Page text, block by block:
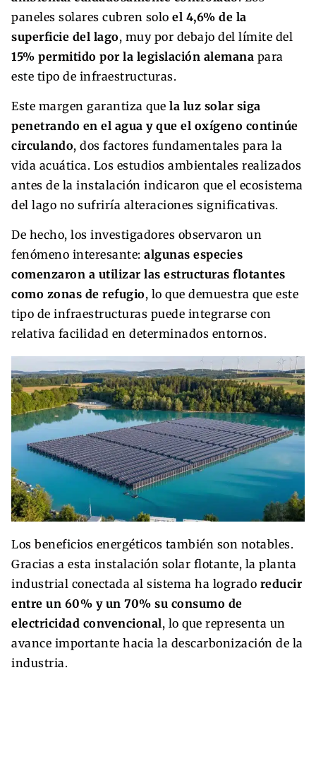
paneles solares cubren solo el 4,6% de la
superficie del lago, muy por debajo del límite del
15% permitido por la legislación alemana para
este tipo de infraestructuras.
Este margen garantiza que la luz solar siga
penetrando en el agua y que el oxígeno continúe
circulando, dos factores fundamentales para la
vida acuática. Los estudios ambientales realizados
antes de la instalación indicaron que el ecosistema
del lago no sufriría alteraciones significativas.
De hecho, los investigadores observaron un
fenómeno interesante: algunas especies
comenzaron a utilizar las estructuras flotantes
como zonas de refugio, lo que demuestra que este
tipo de infraestructuras puede integrarse con
relativa facilidad en determinados entornos.
Los beneficios energéticos también son notables.
Gracias a esta instalación solar flotante, la planta
industrial conectada al sistema ha logrado reducir
entre un 60% y un 70% su consumo de
electricidad convencional, lo que representa un
avance importante hacia la descarbonización de la
industria.